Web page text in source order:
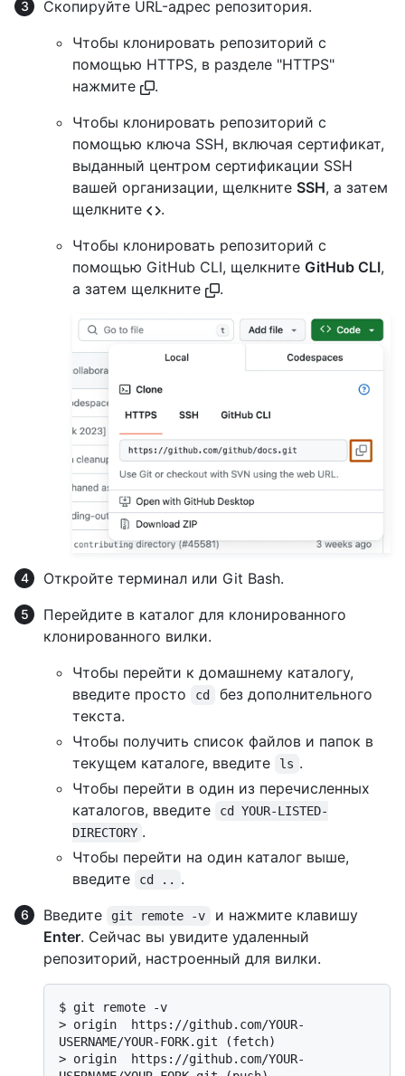
Скопируйте URL-адрес репозитория.
Чтобы клонировать репозиторий с
помощью HTTPS, в разделе "HTTPS"
нажмите
.
Чтобы клонировать репозиторий с
помощью ключа SSH, включая сертификат,
выданный центром сертификации SSH
вашей организации, щелкните SSH, а затем
щелкните
.
Чтобы клонировать репозиторий с
помощью GitHub CLI, щелкните GitHub CLI,
а затем щелкните
.
Откройте терминал или Git Bash.
Перейдите в каталог для клонированного
клонированного вилки.
Чтобы перейти к домашнему каталогу,
введите просто
cd
без дополнительного
текста.
Чтобы получить список файлов и папок в
текущем каталоге, введите
ls .
Чтобы перейти в один из перечисленных
каталогов, введите
cd YOUR-LISTED-
DIRECTORY .
Чтобы перейти на один каталог выше,
введите
cd ..
.
Введите
git remote -v
и нажмите клавишу
Enter. Сейчас вы увидите удаленный
репозиторий, настроенный для вилки.
$ git remote -v
> origin  https://github.com/YOUR-
USERNAME/YOUR-FORK.git (fetch)
> origin  https://github.com/YOUR-